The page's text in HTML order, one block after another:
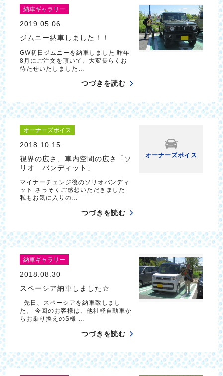
納車ギャラリー
2019.05.06
ジムニー納車しました！！
GW初日ジムニーを納車しました 昨年
8月にご注文を頂いて、大変長らくお
待たせいたしました…
つづきを読む
オーナーズボイス
2018.10.15
視界の広さ、車内空間の広さ「ソ
リオ バンディット」
マイナーチェンジ後のソリオバンディ
ット さっそくご感想いただきました
私もお気に入りの…
つづきを読む
オーナーズボイス
納車ギャラリー
2018.08.30
スペーシア納車しました☆
先日、スペーシアを納車致しまし
た。 今回のお客様は、他社軽自動車か
らお乗り換えのS様 …
つづきを読む